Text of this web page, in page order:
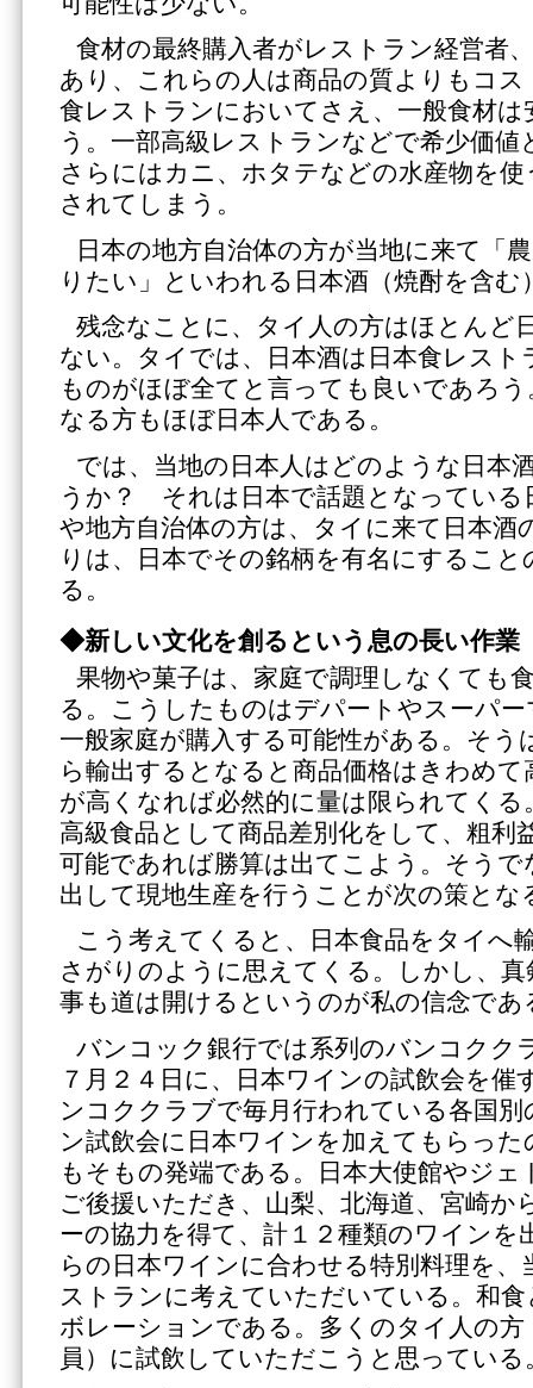
食材の最終購入者がレストラン経営者
あり、これらの人は商品の質よりもコ
食レストランにおいてさえ、一般食材
う。一部高級レストランなどで希少価値
さらにはカニ、ホタテなどの水産物を
されてしまう。
日本の地方自治体の方が当地に来て「
りたい」といわれる日本酒（焼酎を含
残念なことに、タイ人の方はほとんど
ない。タイでは、日本酒は日本食レス
ものがほぼ全てと言っても良いであろ
なる方もほぼ日本人である。
では、当地の日本人はどのような日本
うか？ それは日本で話題となっている
や地方自治体の方は、タイに来て日本酒
りは、日本でその銘柄を有名にするこ
る。
◆新しい文化を創るという息の長い作業
果物や菓子は、家庭で調理しなくても
る。こうしたものはデパートやスーパ
一般家庭が購入する可能性がある。そう
ら輸出するとなると商品価格はきわめて
が高くなれば必然的に量は限られてく
高級食品として商品差別化をして、粗利
可能であれば勝算は出てこよう。そう
出して現地生産を行うことが次の策とな
こう考えてくると、日本食品をタイへ
さがりのように思えてくる。しかし、
事も道は開けるというのが私の信念であ
バンコック銀行では系列のバンコクク
７月２４日に、日本ワインの試飲会を催
ンコククラブで毎月行われている各国別
ン試飲会に日本ワインを加えてもらった
もそもの発端である。日本大使館やジェ
ご後援いただき、山梨、北海道、宮崎か
ーの協力を得て、計１２種類のワインを
らの日本ワインに合わせる特別料理を、
ストランに考えていただいている。和
ボレーションである。多くのタイ人の
員）に試飲していただこうと思っている